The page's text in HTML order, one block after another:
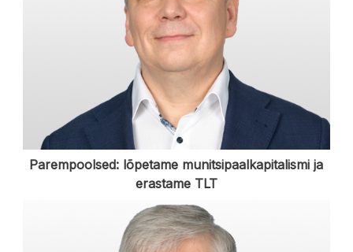
Parempoolsed: lõpetame munitsipaalkapitalismi ja
erastame TLT